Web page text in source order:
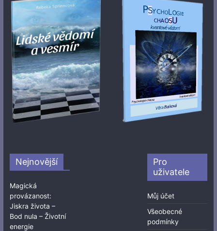
Nejnovější
Magická
provázanost:
Jiskra života –
Bod nula – Životní
energie
Pro
uživatele
Můj účet
Všeobecné
podmínky